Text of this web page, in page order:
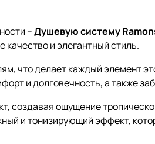
–Душевую систему
качество и элегантный стиль.
что делает каждый элемент
и долговечность, а также
ощущение
и тонизирующий эффект,